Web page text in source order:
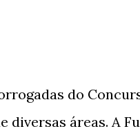
do
diversas áreas. A